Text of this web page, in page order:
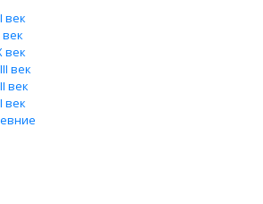
век
век
век
век
век